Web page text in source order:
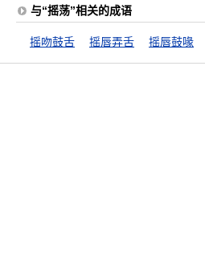
与“摇荡”相关的成语
摇吻鼓舌 摇唇弄舌 摇唇鼓喙